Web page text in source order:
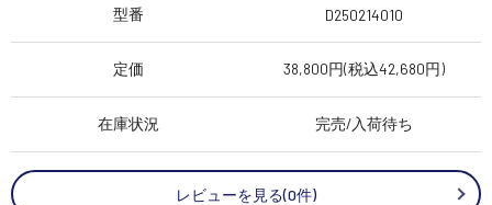
型番 D250214010
定価 38,800円(税込42,680円)
在庫状況 完売/入荷待ち
レビューを見る(0件)